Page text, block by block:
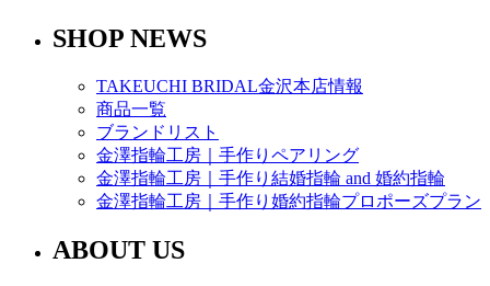
SHOP NEWS
TAKEUCHI BRIDAL金沢本店情報
商品一覧
ブランドリスト
金澤指輪工房｜手作りペアリング
金澤指輪工房｜手作り結婚指輪 and 婚約指輪
金澤指輪工房｜手作り婚約指輪プロポーズプラン
ABOUT US